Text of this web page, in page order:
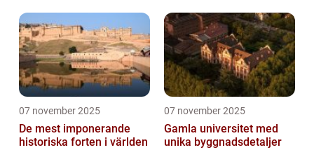
07 november 2025
De mest imponerande
historiska forten i världen
07 november 2025
Gamla universitet med
unika byggnadsdetaljer